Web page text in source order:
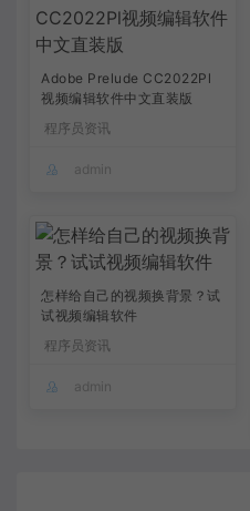
Adobe Prelude CC2022Pl
视频编辑软件中文直装版
程序员资讯
admin
怎样给自己的视频换背景？试
试视频编辑软件
程序员资讯
admin